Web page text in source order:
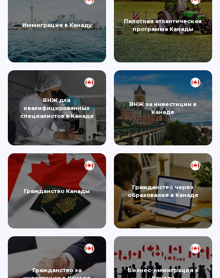
Иммиграция в Канаду
Пилотная атлантическая
программа Канады
ВНЖ для
квалифицированных
специалистов в Канаде
ВНЖ за инвестиции в
Канаде
Гражданство Канады
Гражданство через
образование в Канаде
Гражданство за
Бизнес-иммиграция в